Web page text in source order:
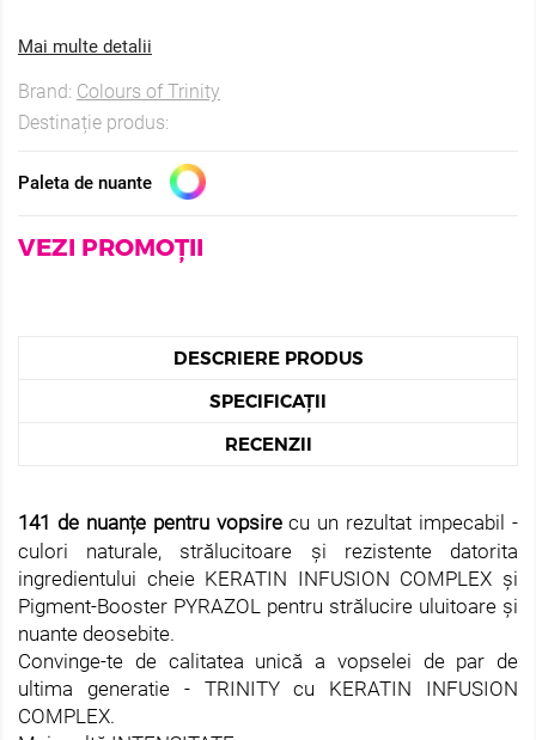
Mai multe detalii
Brand: Colours of Trinity
Destinație produs:
Paleta de nuante
VEZI PROMOȚII
DESCRIERE PRODUS
SPECIFICAȚII
RECENZII
141 de nuanțe pentru vopsirecu un rezultat impecabil -
culori naturale, strălucitoare și rezistente datorita
ingredientului cheie KERATIN INFUSION COMPLEX și
Pigment-Booster PYRAZOL pentru strălucire uluitoare și
nuante deosebite.
Convinge-te de calitatea unică a vopselei de par de
ultima generatie - TRINITY cu KERATIN INFUSION
COMPLEX.